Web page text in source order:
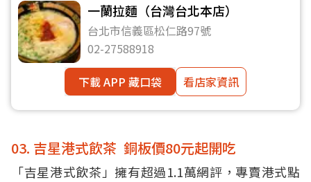
一蘭拉麵（台灣台北本店）
台北市信義區松仁路97號
02-27588918
下載 APP 藏口袋
看店家資訊
03. 吉星港式飲茶 銅板價80元起開吃
「吉星港式飲茶」擁有超過1.1萬網評，專賣港式點